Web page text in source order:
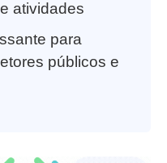
atividades
para
públicos e